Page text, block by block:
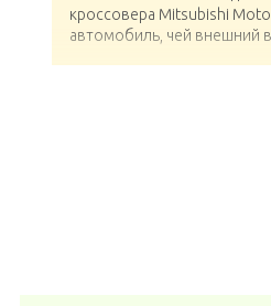
кроссовера Mitsubishi
автомобиль, чей внешний